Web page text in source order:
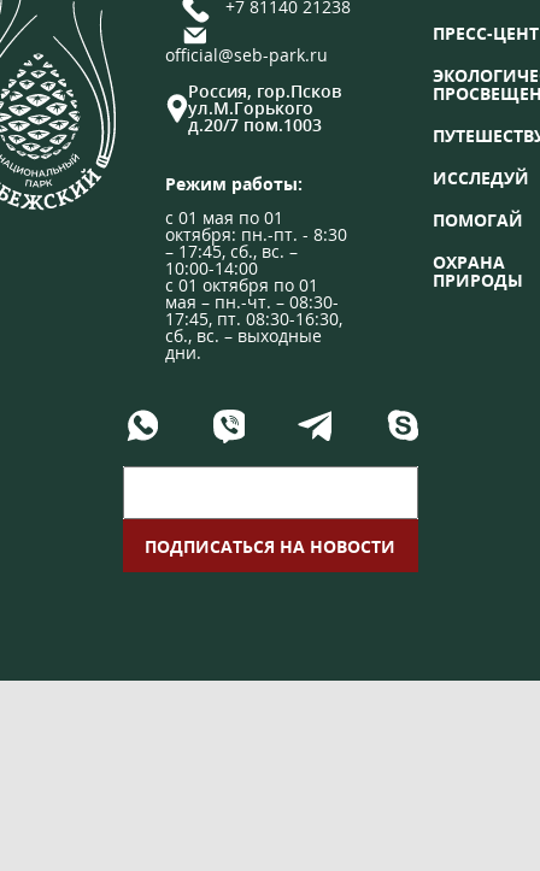
+7 81140 21238
official@seb-park.ru
Россия, гор.Псков
ул.М.Горького
д.20/7 пом.1003
Режим работы:
с 01 мая по 01
октября: пн.-пт. - 8:30
– 17:45, сб., вс. –
10:00-14:00
с 01 октября по 01
мая – пн.-чт. – 08:30-
17:45, пт. 08:30-16:30,
сб., вс. – выходные
дни.
ПРЕСС-
ИССЛЕДУЙ
ПОМОГАЙ
ОХРАНА
ПРИРОДЫ